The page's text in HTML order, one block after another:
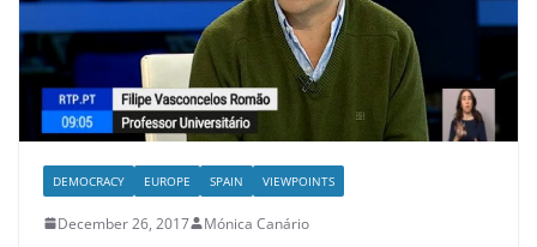
DEMOCRACY EUROPE SPAIN VIEWPOINTS
December 26, 2017 Mónica Canário